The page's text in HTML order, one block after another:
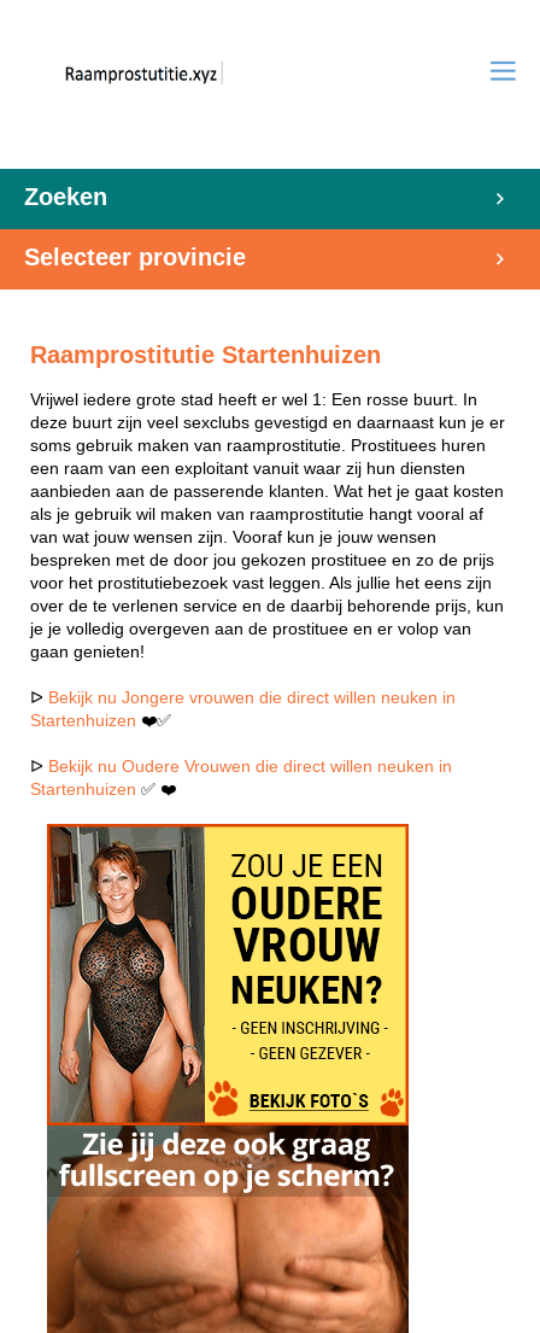
Zoeken
Selecteer provincie
Raamprostitutie Startenhuizen
Vrijwel iedere grote stad heeft er wel 1: Een rosse buurt. In
deze buurt zijn veel sexclubs gevestigd en daarnaast kun je er
soms gebruik maken van raamprostitutie. Prostituees huren
een raam van een exploitant vanuit waar zij hun diensten
aanbieden aan de passerende klanten. Wat het je gaat kosten
als je gebruik wil maken van raamprostitutie hangt vooral af
van wat jouw wensen zijn. Vooraf kun je jouw wensen
bespreken met de door jou gekozen prostituee en zo de prijs
voor het prostitutiebezoek vast leggen. Als jullie het eens zijn
over de te verlenen service en de daarbij behorende prijs, kun
je je volledig overgeven aan de prostituee en er volop van
gaan genieten!
ᐅ Bekijk nu Jongere vrouwen die direct willen neuken in
Startenhuizen ❤️✅
ᐅ Bekijk nu Oudere Vrouwen die direct willen neuken in
Startenhuizen ✅ ❤️